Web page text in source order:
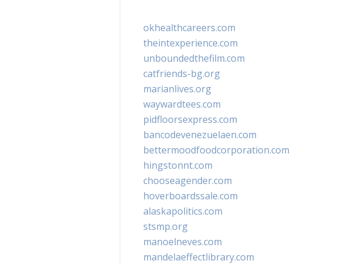
okhealthcareers.com
theintexperience.com
unboundedthefilm.com
catfriends-bg.org
marianlives.org
waywardtees.com
pidfloorsexpress.com
bancodevenezuelaen.com
bettermoodfoodcorporation.com
hingstonnt.com
chooseagender.com
hoverboardssale.com
alaskapolitics.com
stsmp.org
manoelneves.com
mandelaeffectlibrary.com